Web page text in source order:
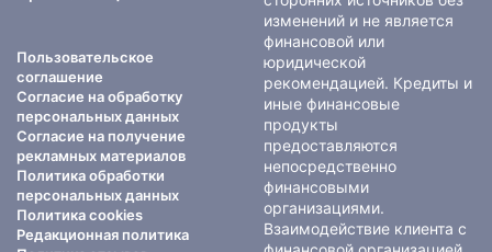
Пользовательское
соглашение
Согласие на обработку
персональных данных
Согласие на получение
рекламных материалов
Политика обработки
персональных данных
Политика cookies
Редакционная политика
изменений и не является
финансовой или
юридической
рекомендацией. Кредиты и
иные финансовые
продукты
предоставляются
непосредственно
финансовыми
организациями.
Взаимодействие клиента с